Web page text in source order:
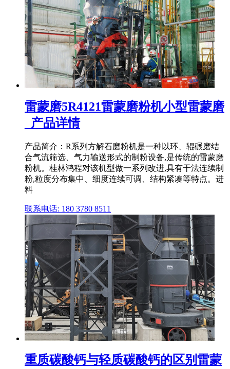
雷蒙磨5R4121雷蒙磨粉机小型雷蒙磨
_产品详情
产品简介：R系列方解石磨粉机是一种以环、辊碾磨结
合气流筛选、气力输送形式的制粉设备,是传统的雷蒙磨
粉机。桂林鸿程对该机型做一系列改进,具有干法连续制
粉,粒度分布集中、细度连续可调、结构紧凑等特点。进
料
联系电话: 180 3780 8511
重质碳酸钙与轻质碳酸钙的区别雷蒙